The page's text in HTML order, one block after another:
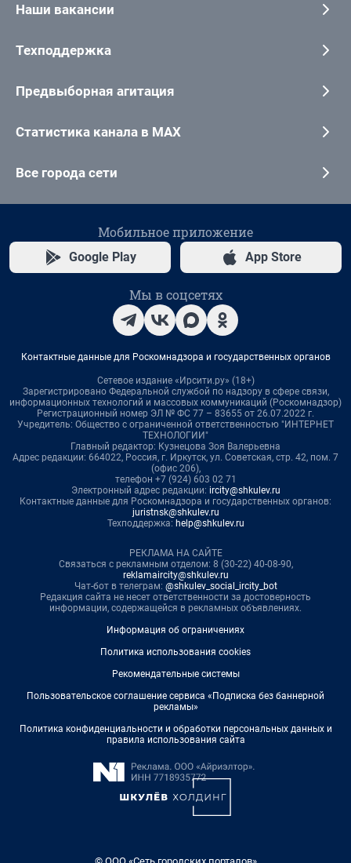
Наши вакансии
Техподдержка
Предвыборная агитация
Статистика канала в MAX
Все города сети
Мобильное приложение
Google Play App Store
Мы в соцсетях
Контактные данные для Роскомнадзора и государственных органов
Сетевое издание «Ирсити.ру» (18+)
Зарегистрировано Федеральной службой по надзору в сфере связи,
информационных технологий и массовых коммуникаций (Роскомнадзор)
Регистрационный номер ЭЛ № ФС 77 – 83655 от 26.07.2022 г.
Учредитель: Общество с ограниченной ответственностью "ИНТЕРНЕТ
ТЕХНОЛОГИИ"
Главный редактор: Кузнецова Зоя Валерьевна
Адрес редакции: 664022, Россия, г. Иркутск, ул. Советская, стр. 42, пом. 7
(офис 206),
телефон +7 (924) 603 02 71
Электронный адрес редакции: ircity@shkulev.ru
Контактные данные для Роскомнадзора и государственных органов:
juristnsk@shkulev.ru
Техподдержка: help@shkulev.ru
РЕКЛАМА НА САЙТЕ
Связаться с рекламным отделом: 8 (30-22) 40-08-90,
reklamaircity@shkulev.ru
Чат-бот в телеграм: @shkulev_social_ircity_bot
Редакция сайта не несет ответственности за достоверность
информации, содержащейся в рекламных объявлениях.
Информация об ограничениях
Политика использования cookies
Рекомендательные системы
Пользовательское соглашение сервиса «Подписка без баннерной
рекламы»
Политика конфиденциальности и обработки персональных данных и
правила использования сайта
© ООО «Сеть городских порталов»